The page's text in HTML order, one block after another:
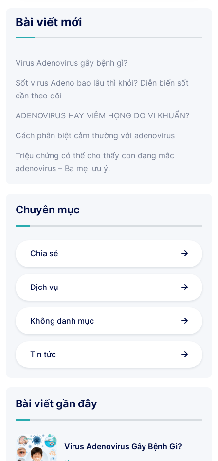
Bài viết mới
Virus Adenovirus gây bệnh gì?
Sốt virus Adeno bao lâu thì khỏi? Diễn biến sốt
cần theo dõi
ADENOVIRUS HAY VIÊM HỌNG DO VI KHUẨN?
Cách phân biệt cảm thường với adenovirus
Triệu chứng có thể cho thấy con đang mắc
adenovirus – Ba mẹ lưu ý!
Chuyên mục
Chia sẻ
Dịch vụ
Không danh mục
Tin tức
Bài viết gần đây
Virus Adenovirus Gây Bệnh Gì?